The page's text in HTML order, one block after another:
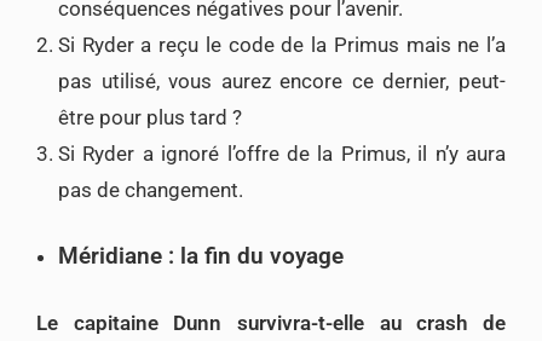
conséquences négatives pour l’avenir.
Si Ryder a reçu le code de la Primus mais ne l’a
pas utilisé, vous aurez encore ce dernier, peut-
être pour plus tard ?
Si Ryder a ignoré l’offre de la Primus, il n’y aura
pas de changement.
Méridiane : la fin du voyage
Le capitaine Dunn survivra-t-elle au crash de